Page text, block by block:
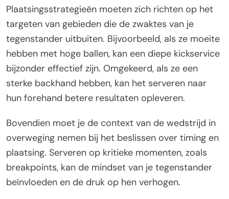
Plaatsingsstrategieën moeten zich richten op het
targeten van gebieden die de zwaktes van je
tegenstander uitbuiten. Bijvoorbeeld, als ze moeite
hebben met hoge ballen, kan een diepe kickservice
bijzonder effectief zijn. Omgekeerd, als ze een
sterke backhand hebben, kan het serveren naar
hun forehand betere resultaten opleveren.
Bovendien moet je de context van de wedstrijd in
overweging nemen bij het beslissen over timing en
plaatsing. Serveren op kritieke momenten, zoals
breakpoints, kan de mindset van je tegenstander
beïnvloeden en de druk op hen verhogen.